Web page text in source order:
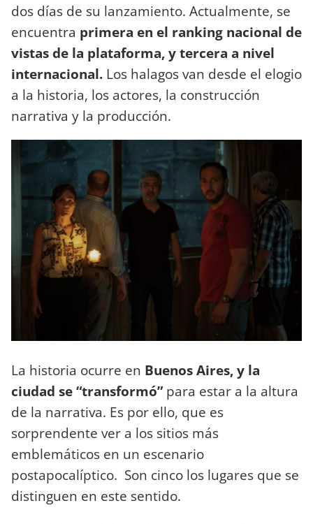
dos días de su lanzamiento. Actualmente, se
encuentra primera en el ranking nacional de
vistas de la plataforma, y tercera a nivel
internacional. Los halagos van desde el elogio
a la historia, los actores, la construcción
narrativa y la producción.
La historia ocurre en Buenos Aires, y la
ciudad se “transformó”para estar a la altura
de la narrativa. Es por ello, que es
sorprendente ver a los sitios más
emblemáticos en un escenario
postapocalíptico. Son cinco los lugares que se
distinguen en este sentido.